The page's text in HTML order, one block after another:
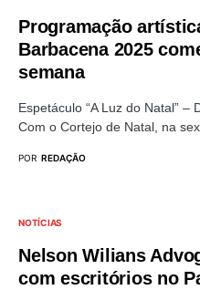
Programação
Barbacena 2025
semana
Espetáculo “A Luz do Natal” –
Com o Cortejo de Natal, na
POR REDAÇÃO
NOTÍCIAS
Nelson Wilians
com escritórios no